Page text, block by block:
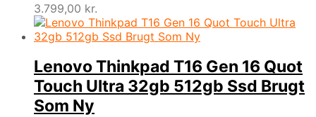
3.799,00 kr.
Lenovo Thinkpad T16 Gen 16 Quot
Touch Ultra 32gb 512gb Ssd Brugt
Som Ny